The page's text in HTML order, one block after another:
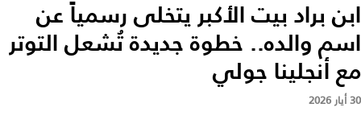
ابن براد بيت الأكبر يتخلى رسمياً عن
اسم والده.. خطوة جديدة تُشعل التوتر
مع أنجلينا جولي
30 أيار 2026